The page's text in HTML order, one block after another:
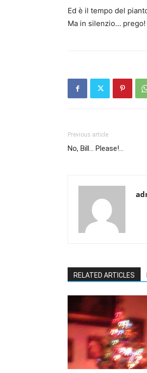
Ed è il tempo del
Ma in silenzio… prego!
Previous article
No, Bill… Please!…
RELATED ARTICLES